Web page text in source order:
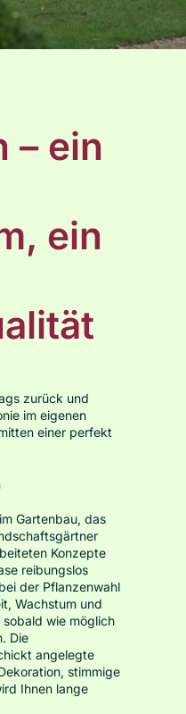
– ein
ein
zurück und
im eigenen
einer perfekt
Gartenbau, das
Konzepte
reibungslos
der Pflanzenwahl
Wachstum und
wie möglich
Die
angelegte
stimmige
Ihnen lange